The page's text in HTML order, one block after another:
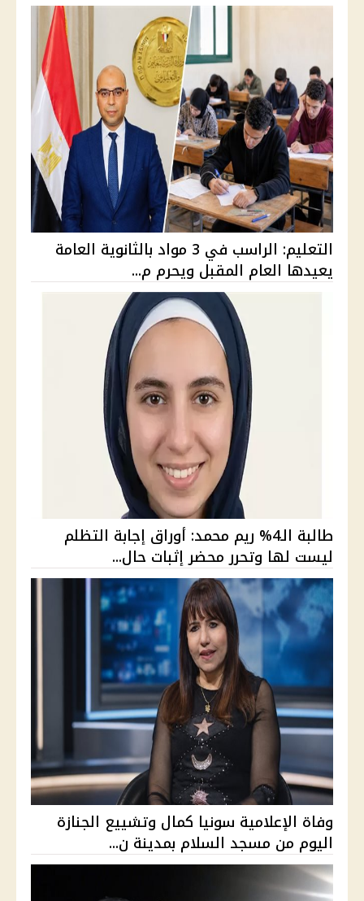
التعليم: الراسب في 3 مواد بالثانوية العامة
يعيدها العام المقبل ويحرم م...
طالبة الـ4% ريم محمد: أوراق إجابة التظلم
ليست لها وتحرر محضر إثبات حال...
وفاة الإعلامية سونيا كمال وتشييع الجنازة
اليوم من مسجد السلام بمدينة ن...